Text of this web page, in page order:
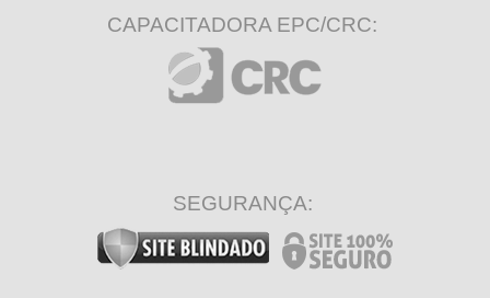
CAPACITADORA EPC/CRC:
SEGURANÇA: